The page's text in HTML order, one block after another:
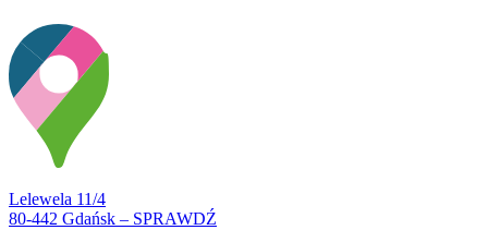
Lelewela 11/4
80-442 Gdańsk – SPRAWDŹ